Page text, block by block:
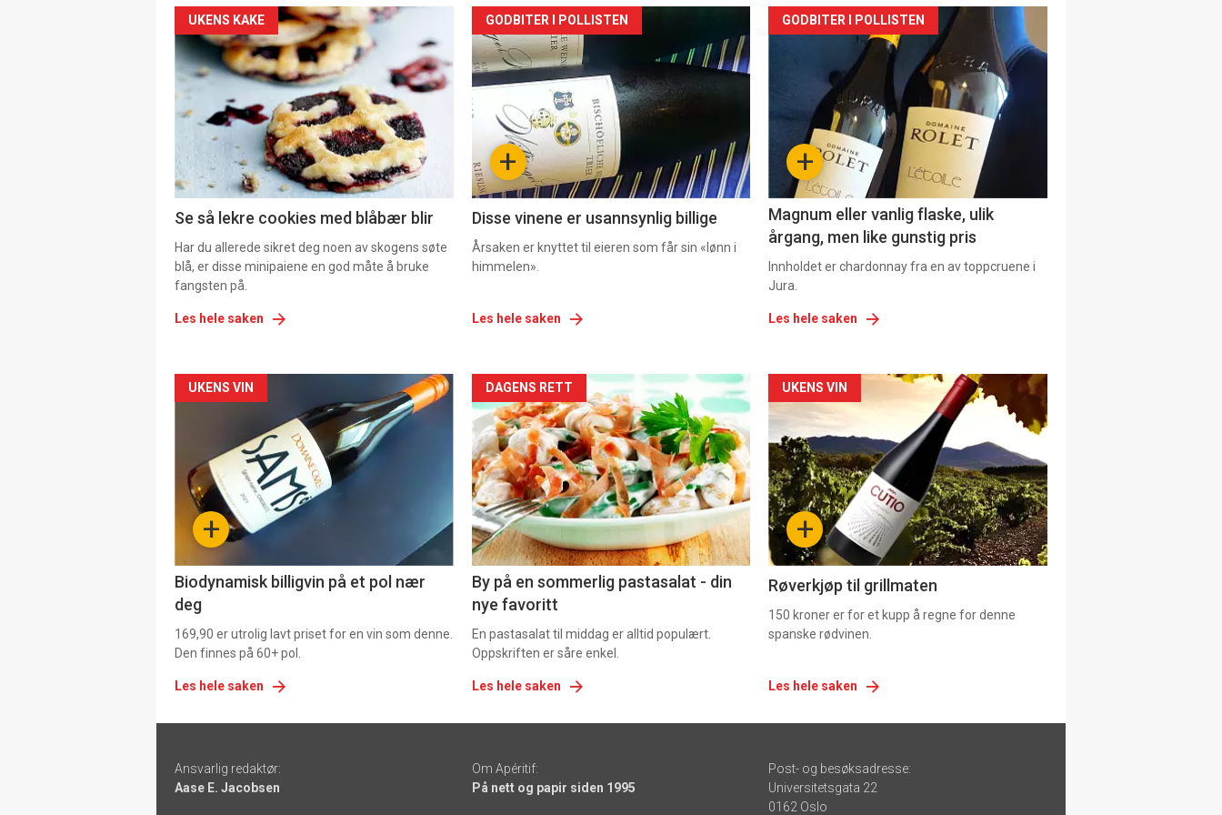
UKENS KAKE
Se så lekre cookies med blåbær blir
Har du allerede sikret deg noen av skogens søte
blå, er disse minipaiene en god måte å bruke
fangsten på.
Les hele saken
Forsiden
akkurat
nå
2 +
GODBITER I POLLISTEN
Disse vinene er usannsynlig billige
Årsaken er knyttet til eieren som får sin «lønn i
himmelen».
Les hele saken
Forsiden
akkurat
nå
+
GODBITER I POLLISTEN
Magnum eller vanlig flaske, ulik
årgang, men like gunstig pris
Innholdet er chardonnay fra en av toppcruene i
Jura.
Les hele saken
Forsiden
akkurat
nå
-
+
UKENS VIN
Biodynamisk billigvin på et pol nær
deg
169,90 er utrolig lavt priset for en vin som denne.
Den finnes på 60+ pol.
Les hele saken
Forsiden
akkurat
nå
-
5
DAGENS RETT
By på en sommerlig pastasalat - din
nye favoritt
En pastasalat til middag er alltid populært.
Oppskriften er såre enkel.
Les hele saken
Forsiden
akkurat
nå
-
6 +
UKENS VIN
Røverkjøp til grillmaten
150 kroner er for et kupp å regne for denne
spanske rødvinen.
Les hele saken
-
Ansvarlig redaktør:
Aase E. Jacobsen
Om Apéritif:
På nett og papir siden 1995
Post- og besøksadresse:
Universitetsgata 22
0162 Oslo